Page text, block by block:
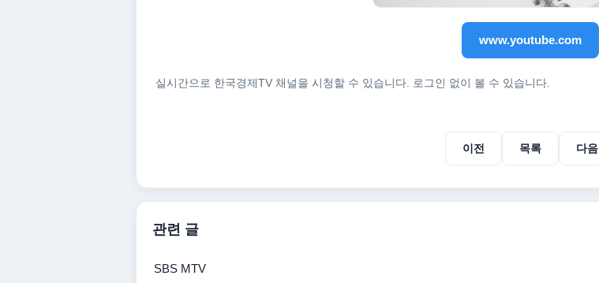
www.youtube.com
실시간으로 한국경제TV 채널을 시청할 수 있습니다. 로그인 없이 볼 수 있습니다.
이전 목록 다음
관련 글
SBS MTV